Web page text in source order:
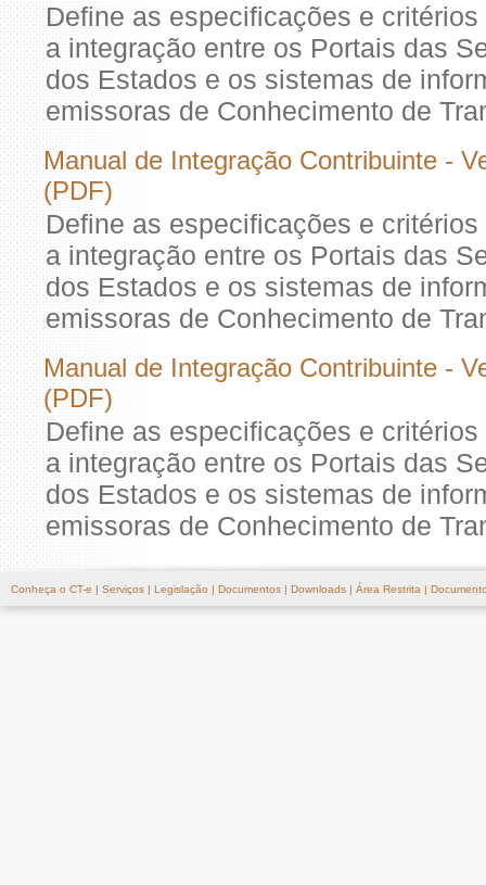
Define as especificações e
a integração entre os Portais das
dos Estados e os sistemas de
emissoras de Conhecimento de
Manual de Integração Contribuinte -
(PDF)
Define as especificações e
a integração entre os Portais das
dos Estados e os sistemas de
emissoras de Conhecimento de
Manual de Integração Contribuinte -
(PDF)
Define as especificações e
a integração entre os Portais das
dos Estados e os sistemas de
emissoras de Conhecimento de
Conheça o CT-e | Serviços | Legislação | Documentos | Downloads | Área Restrita |